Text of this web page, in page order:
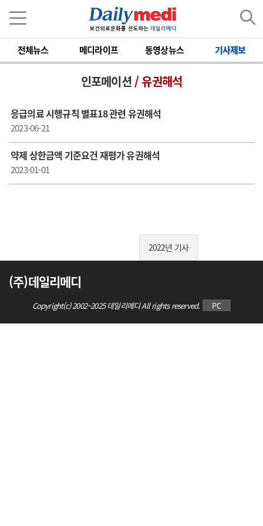
전체뉴스 메디라이프 동영상뉴스 기사제보
인포메이션/ 유권해석
응급의료 시행규칙 별표18 관련 유권해석
2023-06-21
약제 상한금액 기준요건 재평가 유권해석
2023-01-01
2022년 기사
(주)데일리메디
Copyright(c) 2002~2025 데일리메디 All rights reserved. PC